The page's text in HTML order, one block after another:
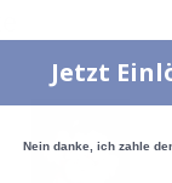
Jetzt
Nein danke, ich zahle